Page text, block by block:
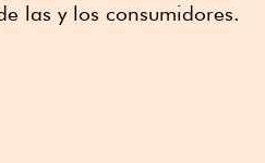
las y los consumidores.